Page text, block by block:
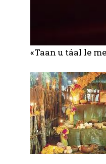
«Taan u táal le